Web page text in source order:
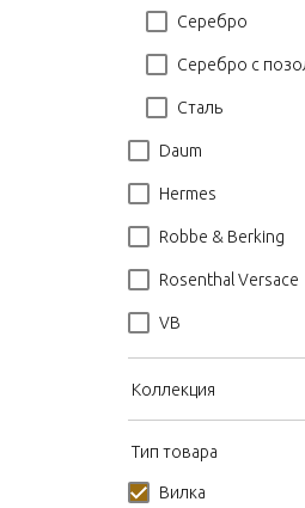
Серебро
Серебро с
Сталь
Daum
Hermes
Robbe & Berking
Rosenthal Versace
VB
Коллекция
Тип товара
Вилка